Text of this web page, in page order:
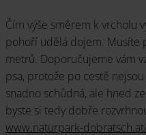
Čím výše směrem k vrcholu
pohoří udělá dojem. Musíte
metrů. Doporučujeme vám
psa, protože po cestě
snadno schůdná, ale hned
byste si tedy dobře
www.naturpark-